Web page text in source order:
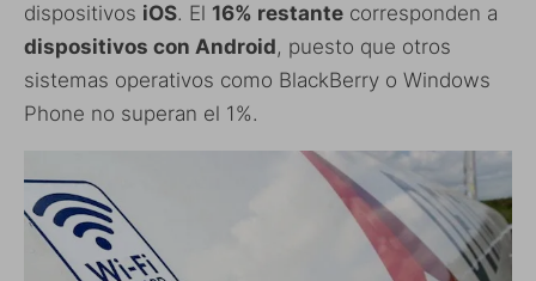
dispositivos iOS. El 16% restante corresponden a
dispositivos con Android, puesto que otros
sistemas operativos como BlackBerry o Windows
Phone no superan el 1%.